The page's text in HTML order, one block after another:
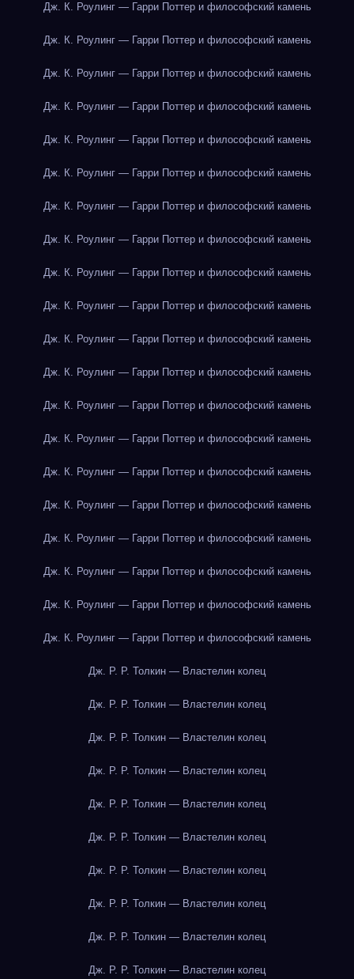
Дж. К. Роулинг — Гарри Поттер и философский камень
Дж. К. Роулинг — Гарри Поттер и философский камень
Дж. К. Роулинг — Гарри Поттер и философский камень
Дж. К. Роулинг — Гарри Поттер и философский камень
Дж. К. Роулинг — Гарри Поттер и философский камень
Дж. К. Роулинг — Гарри Поттер и философский камень
Дж. К. Роулинг — Гарри Поттер и философский камень
Дж. К. Роулинг — Гарри Поттер и философский камень
Дж. К. Роулинг — Гарри Поттер и философский камень
Дж. К. Роулинг — Гарри Поттер и философский камень
Дж. К. Роулинг — Гарри Поттер и философский камень
Дж. К. Роулинг — Гарри Поттер и философский камень
Дж. К. Роулинг — Гарри Поттер и философский камень
Дж. К. Роулинг — Гарри Поттер и философский камень
Дж. К. Роулинг — Гарри Поттер и философский камень
Дж. К. Роулинг — Гарри Поттер и философский камень
Дж. К. Роулинг — Гарри Поттер и философский камень
Дж. К. Роулинг — Гарри Поттер и философский камень
Дж. К. Роулинг — Гарри Поттер и философский камень
Дж. К. Роулинг — Гарри Поттер и философский камень
Дж. Р. Р. Толкин — Властелин колец
Дж. Р. Р. Толкин — Властелин колец
Дж. Р. Р. Толкин — Властелин колец
Дж. Р. Р. Толкин — Властелин колец
Дж. Р. Р. Толкин — Властелин колец
Дж. Р. Р. Толкин — Властелин колец
Дж. Р. Р. Толкин — Властелин колец
Дж. Р. Р. Толкин — Властелин колец
Дж. Р. Р. Толкин — Властелин колец
Дж. Р. Р. Толкин — Властелин колец